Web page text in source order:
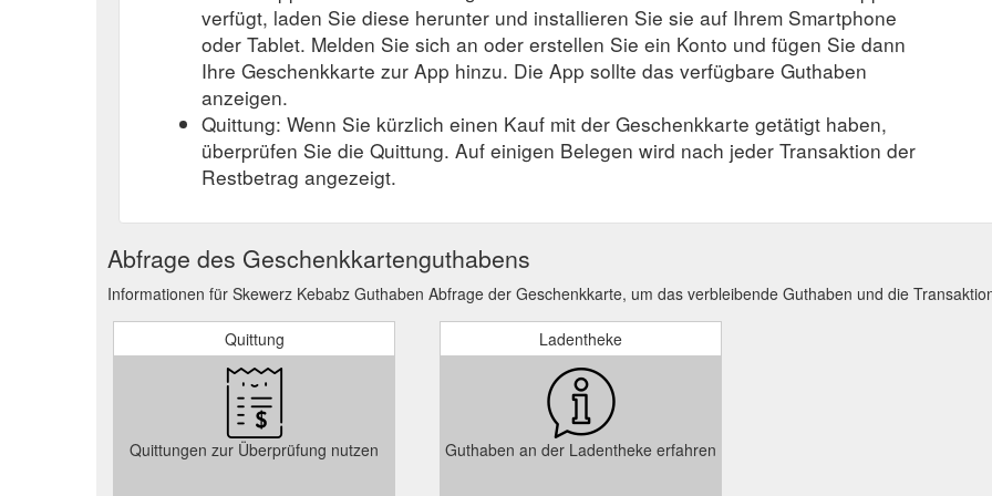
verfügt, laden Sie diese herunter und installieren Sie sie auf Ihrem Smartphone
oder Tablet. Melden Sie sich an oder erstellen Sie ein Konto und fügen Sie dann
Ihre Geschenkkarte zur App hinzu. Die App sollte das verfügbare Guthaben
anzeigen.
Quittung: Wenn Sie kürzlich einen Kauf mit der Geschenkkarte getätigt haben,
überprüfen Sie die Quittung. Auf einigen Belegen wird nach jeder Transaktion der
Restbetrag angezeigt.
Abfrage des Geschenkkartenguthabens
Informationen für Skewerz Kebabz Guthaben Abfrage der Geschenkkarte, um das verbleibende Guthaben und die
Quittung
Quittungen zur Überprüfung nutzen
Ladentheke
Guthaben an der Ladentheke erfahren